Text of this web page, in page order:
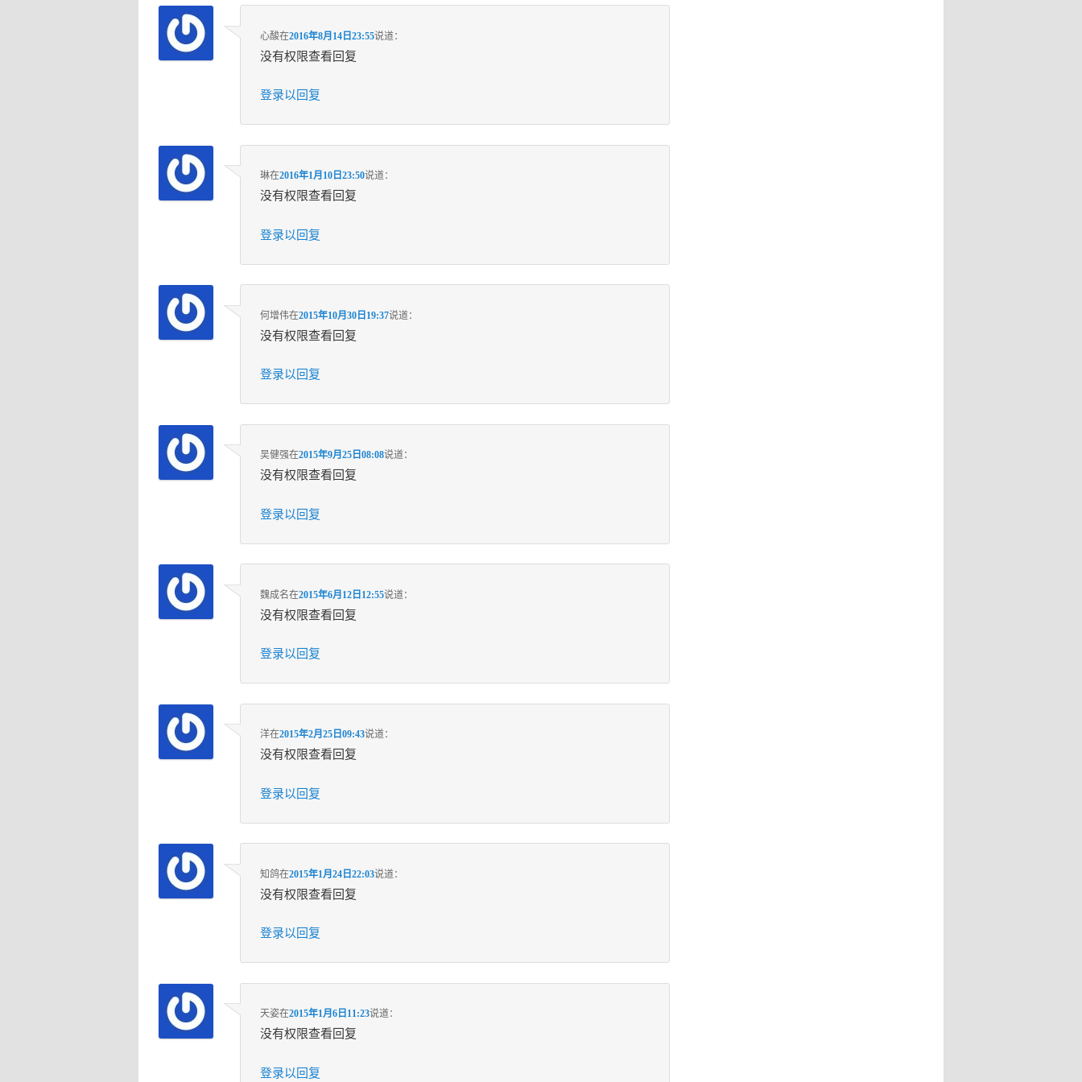
心酸在2016年8月14日23:55说道：
没有权限查看回复
登录以回复
琳在2016年1月10日23:50说道：
没有权限查看回复
登录以回复
何增伟在2015年10月30日19:37说道：
没有权限查看回复
登录以回复
吴健强在2015年9月25日08:08说道：
没有权限查看回复
登录以回复
魏成名在2015年6月12日12:55说道：
没有权限查看回复
登录以回复
洋在2015年2月25日09:43说道：
没有权限查看回复
登录以回复
知鸽在2015年1月24日22:03说道：
没有权限查看回复
登录以回复
天姿在2015年1月6日11:23说道：
没有权限查看回复
登录以回复